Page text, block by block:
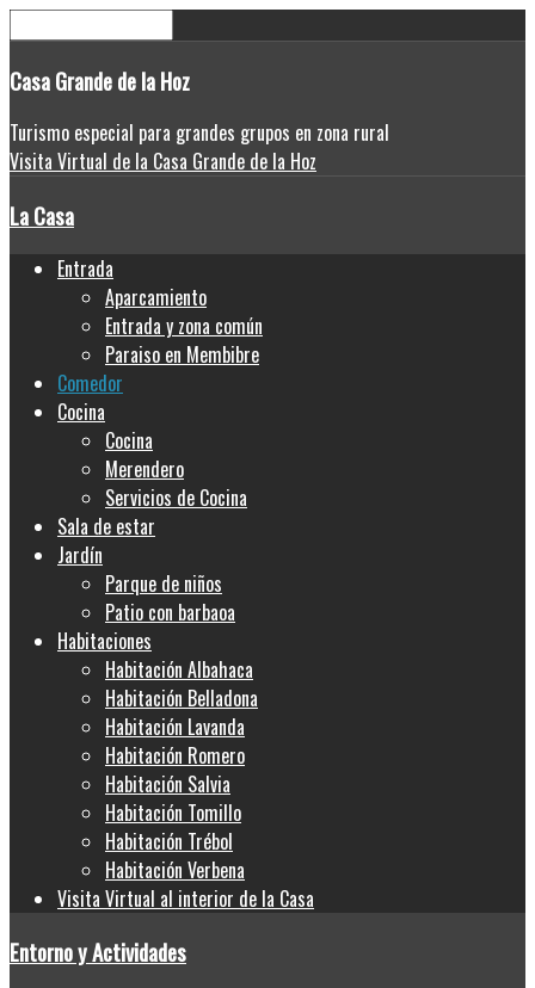
CasaGrande de la Hoz
Turismo especial para grandes grupos en zona rural
Visita Virtual de la Casa Grande de la Hoz
La Casa
Entrada
Aparcamiento
Entrada y zona común
Paraiso en Membibre
Comedor
Cocina
Cocina
Merendero
Servicios de Cocina
Sala de estar
Jardín
Parque de niños
Patio con barbaoa
Habitaciones
Habitación Albahaca
Habitación Belladona
Habitación Lavanda
Habitación Romero
Habitación Salvia
Habitación Tomillo
Habitación Trébol
Habitación Verbena
Visita Virtual al interior de la Casa
Entorno y Actividades